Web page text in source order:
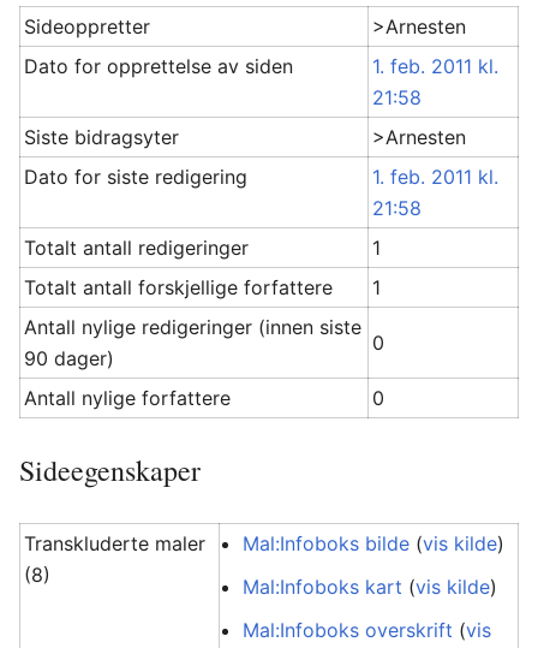
Sideoppretter
>Arnesten
Dato for opprettelse av siden
1. feb. 2011 kl.
21:58
Siste bidragsyter
>Arnesten
Dato for siste redigering
1. feb. 2011 kl.
21:58
Totalt antall redigeringer
1
Totalt antall forskjellige forfattere
1
Antall nylige redigeringer (innen siste
90 dager)
0
Antall nylige forfattere 0
Sideegenskaper
Transkluderte maler
(8)
Mal:Infoboks bilde (vis kilde)
Mal:Infoboks kart (vis kilde)
Mal:Infoboks overskrift (vis